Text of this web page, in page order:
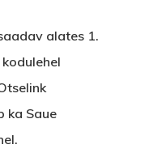
alates 1.
ka Saue